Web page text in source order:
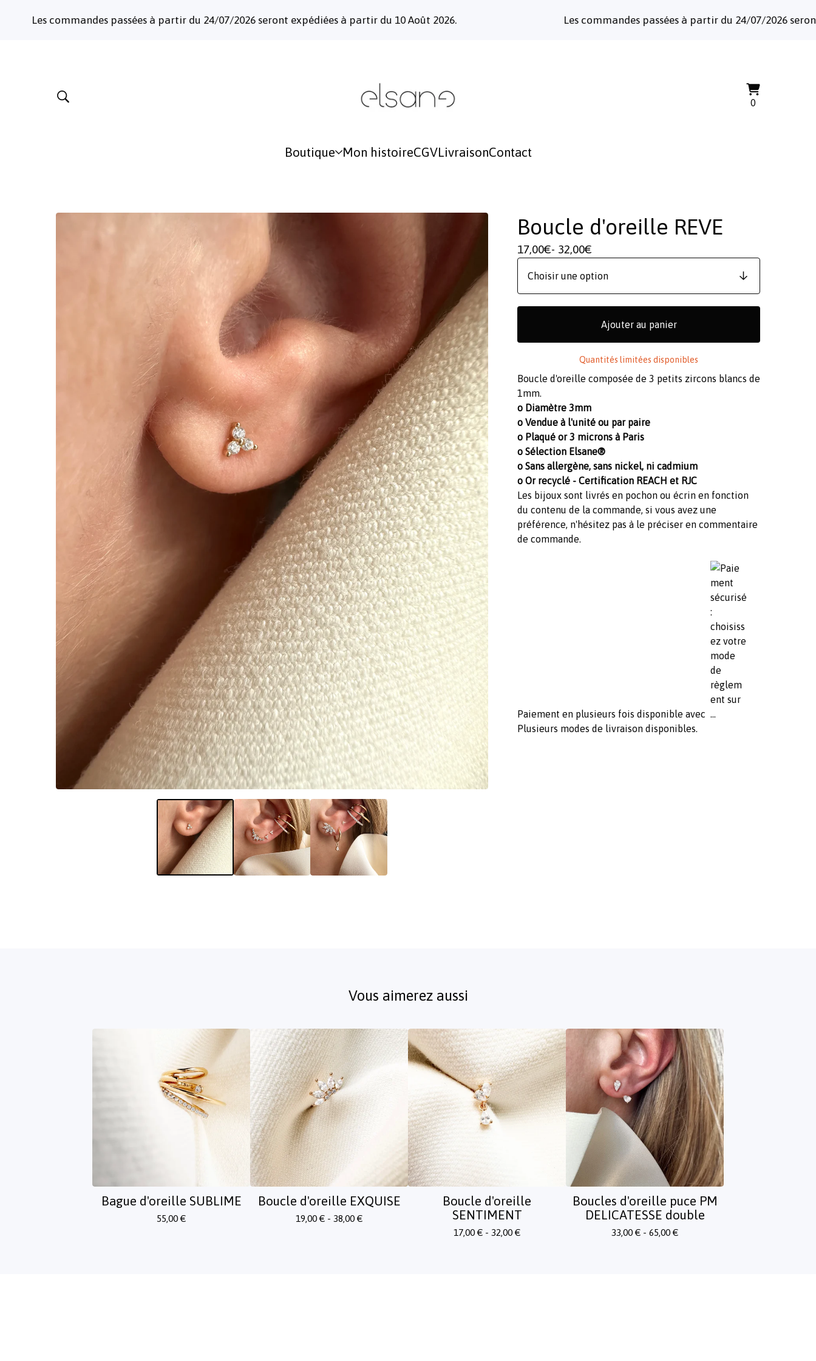
Les commandes passées à partir du 24/07/2026 seront expédiées à partir du 10 Août 2026. Les commandes passées à partir du 24/07/2026 seront
0
Boutique Mon histoireCGVLivraisonContact
Boucle d'oreille REVE
17,00€- 32,00€
Ajouter au panier
Quantités limitées disponibles
Boucle d'oreille composée de 3 petits zircons blancs de
1mm.
o Diamètre 3mm
o Vendue à l'unité ou par paire
o Plaqué or 3 microns à Paris
o Sélection Elsane®
o Sans allergène, sans nickel, ni cadmium
o Or recyclé - Certification REACH et RJC
Les bijoux sont livrés en pochon ou écrin en fonction
du contenu de la commande, si vous avez une
préférence, n'hésitez pas à le préciser en commentaire
de commande.
Paiement en plusieurs fois disponible avec
Plusieurs modes de livraison disponibles.
Vous aimerez aussi
Bague d'oreille SUBLIME
55,00 €
Boucle d'oreille EXQUISE
19,00 € - 38,00 €
Boucle d'oreille
SENTIMENT
17,00 € - 32,00 €
Boucles d'oreille puce PM
DELICATESSE double
33,00 € - 65,00 €